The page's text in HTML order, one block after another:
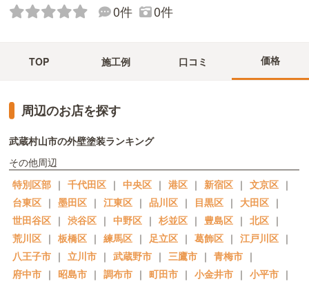
0件 0件
TOP 施工例 口コミ 価格
周辺のお店を探す
武蔵村山市の外壁塗装ランキング
その他周辺
特別区部 ｜ 千代田区 ｜ 中央区 ｜ 港区 ｜ 新宿区 ｜ 文京区 ｜
台東区 ｜ 墨田区 ｜ 江東区 ｜ 品川区 ｜ 目黒区 ｜ 大田区 ｜
世田谷区 ｜ 渋谷区 ｜ 中野区 ｜ 杉並区 ｜ 豊島区 ｜ 北区 ｜
荒川区 ｜ 板橋区 ｜ 練馬区 ｜ 足立区 ｜ 葛飾区 ｜ 江戸川区 ｜
八王子市 ｜ 立川市 ｜ 武蔵野市 ｜ 三鷹市 ｜ 青梅市 ｜
府中市 ｜ 昭島市 ｜ 調布市 ｜ 町田市 ｜ 小金井市 ｜ 小平市 ｜